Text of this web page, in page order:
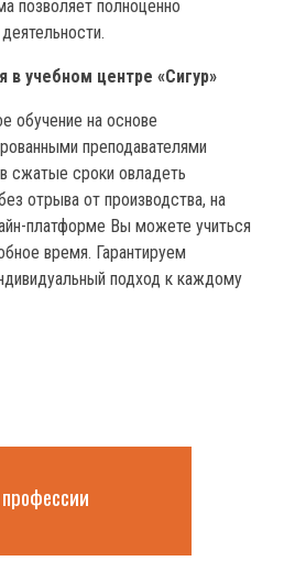
позволяет полноценно
в учебном центре «Сигур»
обучение на основе
преподавателями
сжатые сроки овладеть
отрыва от производства, на
платформе Вы можете учиться
время. Гарантируем
подход к каждому